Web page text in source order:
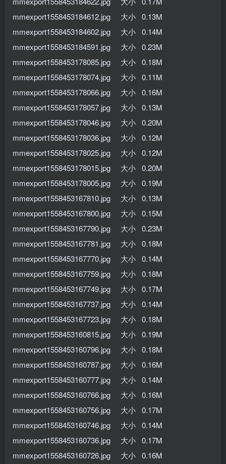
mmexport1558453184612.jpg 大小 0.13M
mmexport1558453184602.jpg 大小 0.14M
mmexport1558453184591.jpg 大小 0.23M
mmexport1558453178085.jpg 大小 0.18M
mmexport1558453178074.jpg 大小 0.11M
mmexport1558453178066.jpg 大小 0.16M
mmexport1558453178057.jpg 大小 0.13M
mmexport1558453178046.jpg 大小 0.20M
mmexport1558453178036.jpg 大小 0.12M
mmexport1558453178025.jpg 大小 0.12M
mmexport1558453178015.jpg 大小 0.20M
mmexport1558453178005.jpg 大小 0.19M
mmexport1558453167810.jpg 大小 0.13M
mmexport1558453167800.jpg 大小 0.15M
mmexport1558453167790.jpg 大小 0.23M
mmexport1558453167781.jpg 大小 0.18M
mmexport1558453167770.jpg 大小 0.14M
mmexport1558453167759.jpg 大小 0.18M
mmexport1558453167749.jpg 大小 0.17M
mmexport1558453167737.jpg 大小 0.14M
mmexport1558453167723.jpg 大小 0.18M
mmexport1558453160815.jpg 大小 0.19M
mmexport1558453160796.jpg 大小 0.18M
mmexport1558453160787.jpg 大小 0.16M
mmexport1558453160777.jpg 大小 0.14M
mmexport1558453160766.jpg 大小 0.16M
mmexport1558453160756.jpg 大小 0.17M
mmexport1558453160746.jpg 大小 0.14M
mmexport1558453160736.jpg 大小 0.17M
mmexport1558453160726.jpg 大小 0.16M